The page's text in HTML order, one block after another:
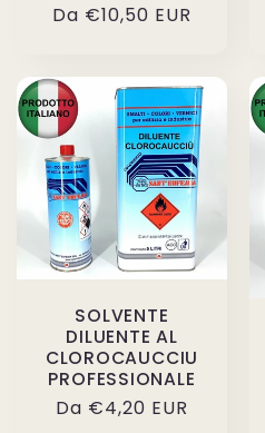
Prezzo
Da €10,50 EUR
SOLVENTE
DILUENTE AL
CLOROCAUCCIU
PROFESSIONALE
Prezzo
Da €4,20 EUR